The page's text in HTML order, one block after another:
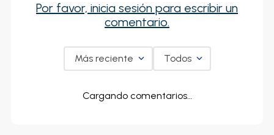
Por favor, inicia sesión para escribir un
comentario.
Más reciente Todos
Cargando comentarios…